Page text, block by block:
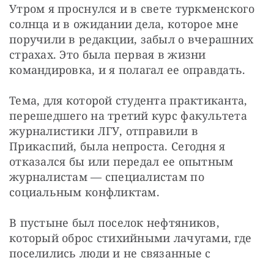
Утром я проснулся и в свете туркменского
солнца и в ожидании дела, которое мне
поручили в редакции, забыл о вчерашних
страхах. Это была первая в жизни
командировка, и я полагал ее оправдать.
Тема, для которой студента практиканта,
перешедшего на третий курс факультета
журналистики ЛГУ, отправили в
Прикаспий, была непроста. Сегодня я
отказался бы или передал ее опытным
журналистам — специалистам по
социальным конфликтам.
В пустыне был поселок нефтяников,
который оброс стихийными лачугами, где
поселились люди и не связанные с